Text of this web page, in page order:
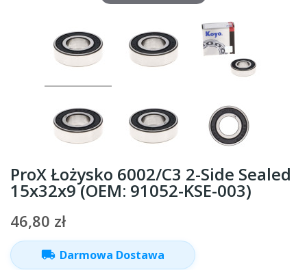
ProX Łożysko 6002/C3 2-Side Sealed
15x32x9 (OEM: 91052-KSE-003)
46,80 zł
local_shipping Darmowa Dostawa